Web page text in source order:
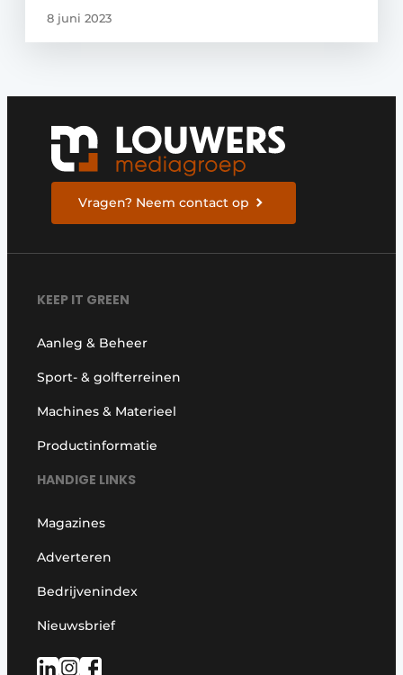
8 juni 2023
Vragen? Neem contact op
KEEP IT GREEN
Aanleg & Beheer
Sport- & golfterreinen
Machines & Materieel
Productinformatie
HANDIGE LINKS
Magazines
Adverteren
Bedrijvenindex
Nieuwsbrief